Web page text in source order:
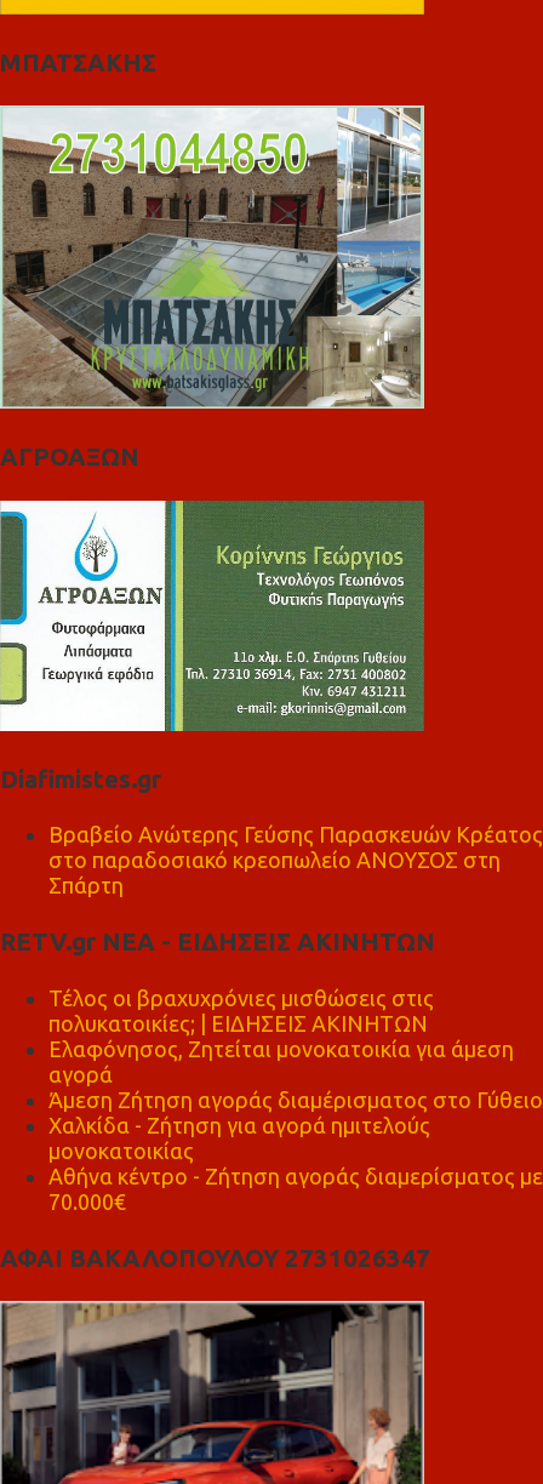
ΜΠΑΤΣΑΚΗΣ
ΑΓΡΟΑΞΩΝ
Diafimistes.gr
Βραβείο Ανώτερης Γεύσης Παρασκευών Κρέατος
στο παραδοσιακό κρεοπωλείο ΑΝΟΥΣΟΣ στη
Σπάρτη
RETV.gr ΝΕΑ - ΕΙΔΗΣΕΙΣ ΑΚΙΝΗΤΩΝ
Τέλος οι βραχυχρόνιες μισθώσεις στις
πολυκατοικίες; | ΕΙΔΗΣΕΙΣ ΑΚΙΝΗΤΩΝ
Ελαφόνησος, Ζητείται μονοκατοικία για άμεση
αγορά
Άμεση Ζήτηση αγοράς διαμέρισματος στο Γύθειο
Χαλκίδα - Ζήτηση για αγορά ημιτελούς
μονοκατοικίας
Αθήνα κέντρο - Ζήτηση αγοράς διαμερίσματος με
70.000€
ΑΦΑΙ ΒΑΚΑΛΟΠΟΥΛΟΥ 2731026347